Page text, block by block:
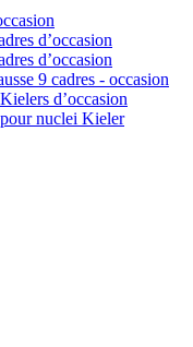
d’occasion
d’occasion
9 cadres - occasion
d’occasion
pour nuclei Kieler